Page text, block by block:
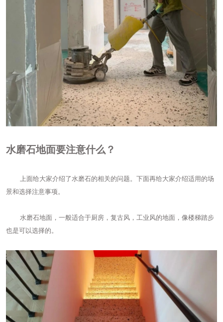
水磨石地面要注意什么？
上面给大家介绍了水磨石的相关的问题。下面再给大家介绍适用的场
景和选择注意事项。
水磨石地面，一般适合于厨房，复古风，工业风的地面，像楼梯踏步
也是可以选择的。